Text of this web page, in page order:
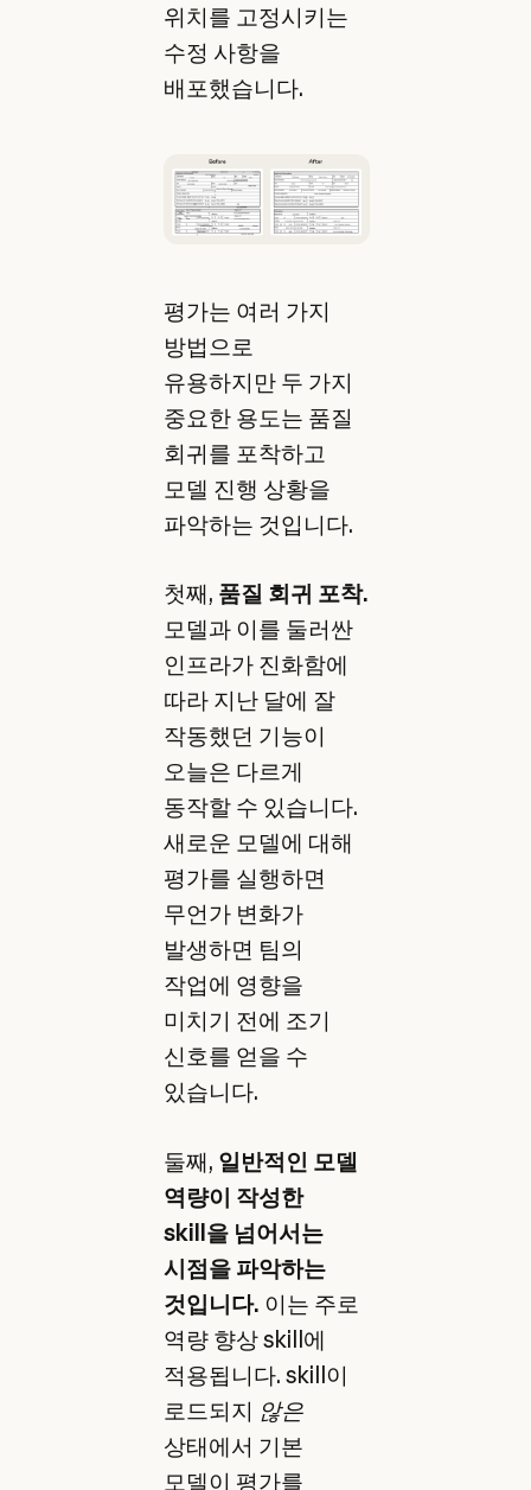
위치를 고정시키는
수정 사항을
배포했습니다.
평가는 여러 가지
방법으로
유용하지만 두 가지
중요한 용도는 품질
회귀를 포착하고
모델 진행 상황을
파악하는 것입니다.
첫째, 품질 회귀 포착.
모델과 이를 둘러싼
인프라가 진화함에
따라 지난 달에 잘
작동했던 기능이
오늘은 다르게
동작할 수 있습니다.
새로운 모델에 대해
평가를 실행하면
무언가 변화가
발생하면 팀의
작업에 영향을
미치기 전에 조기
신호를 얻을 수
있습니다.
둘째, 일반적인 모델
역량이 작성한
skill을 넘어서는
시점을 파악하는
것입니다. 이는 주로
역량 향상 skill에
적용됩니다. skill이
로드되지 않은
상태에서 기본
모델이 평가를